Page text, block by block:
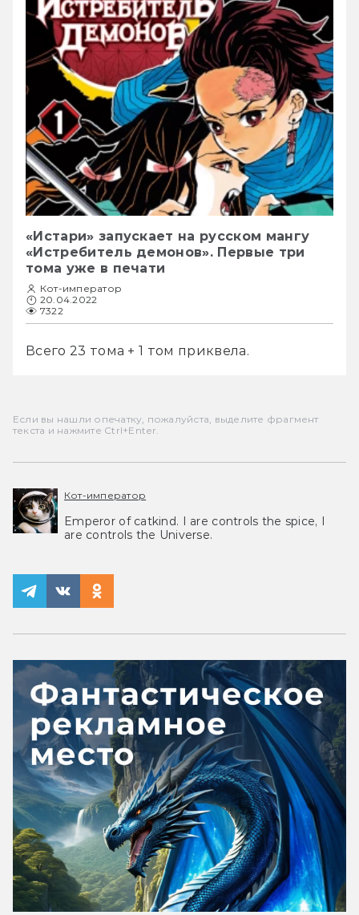
«Истари» запускает на русском мангу
«Истребитель демонов». Первые три
тома уже в печати
Кот-император
20.04.2022
7322
Всего 23 тома + 1 том приквела.
Если вы нашли опечатку, пожалуйста, выделите фрагмент
текста и нажмите Ctrl+Enter.
Кот-император
Emperor of catkind. I are controls the spice, I
are controls the Universe.